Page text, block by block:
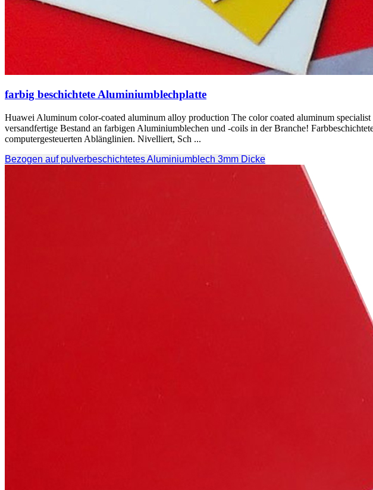
farbig beschichtete Aluminiumblechplatte
Huawei Aluminum color-coated aluminum alloy production The color coated aluminum
versandfertige Bestand an farbigen Aluminiumblechen und -coils in der Branche!
computergesteuerten Ablänglinien. Nivelliert, Sch ...
Bezogen auf pulverbeschichtetes Aluminiumblech 3mm Dicke